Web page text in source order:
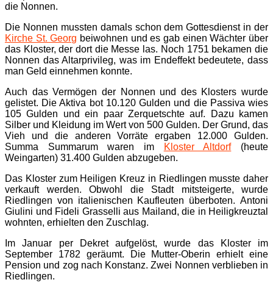
die Nonnen.
Die Nonnen mussten damals schon dem Gottesdienst in der
Kirche St. Georg beiwohnen und es gab einen Wächter über
das Kloster, der dort die Messe las. Noch 1751 bekamen die
Nonnen das Altarprivileg, was im Endeffekt bedeutete, dass
man Geld einnehmen konnte.
Auch das Vermögen der Nonnen und des Klosters wurde
gelistet. Die Aktiva bot 10.120 Gulden und die Passiva wies
105 Gulden und ein paar Zerquetschte auf. Dazu kamen
Silber und Kleidung im Wert von 500 Gulden. Der Grund, das
Vieh und die anderen Vorräte ergaben 12.000 Gulden.
Summa Summarum waren im
Kloster Altdorf(heute
Weingarten) 31.400 Gulden abzugeben.
Das Kloster zum Heiligen Kreuz in Riedlingen musste daher
verkauft werden. Obwohl die Stadt mitsteigerte, wurde
Riedlingen von italienischen Kaufleuten überboten. Antoni
Giulini und Fideli Grasselli aus Mailand, die in Heiligkreuztal
wohnten, erhielten den Zuschlag.
Im Januar per Dekret aufgelöst, wurde das Kloster im
September 1782 geräumt. Die Mutter-Oberin erhielt eine
Pension und zog nach Konstanz. Zwei Nonnen verblieben in
Riedlingen.